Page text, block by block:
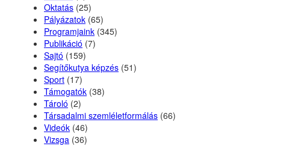
Oktatás (25)
Pályázatok (65)
Programjaink (345)
Publikáció (7)
Sajtó (159)
Segítőkutya képzés (51)
Sport (17)
Támogatók (38)
Tároló (2)
Társadalmi szemléletformálás (66)
Videók (46)
Vizsga (36)